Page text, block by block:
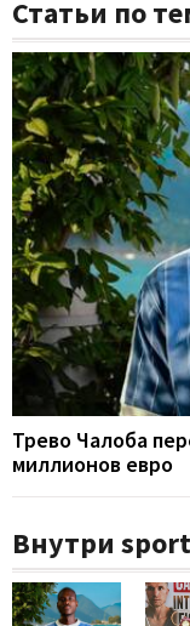
Статьи по
Трево Чалоба
миллионов евро
Внутри